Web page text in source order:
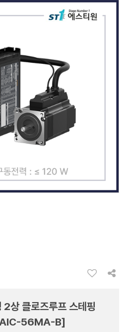
2상 클로즈루프 스테핑
56MA-B]